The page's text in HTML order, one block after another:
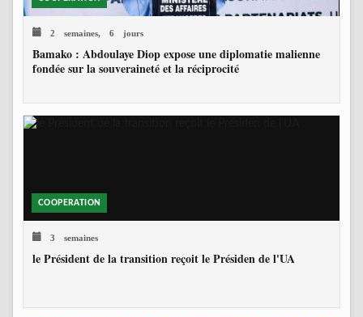
2 semaines, 6 jours
Bamako : Abdoulaye Diop expose une diplomatie malienne
fondée sur la souveraineté et la réciprocité
COOPERATION
3 semaines
le Président de la transition reçoit le Présiden de l'UA